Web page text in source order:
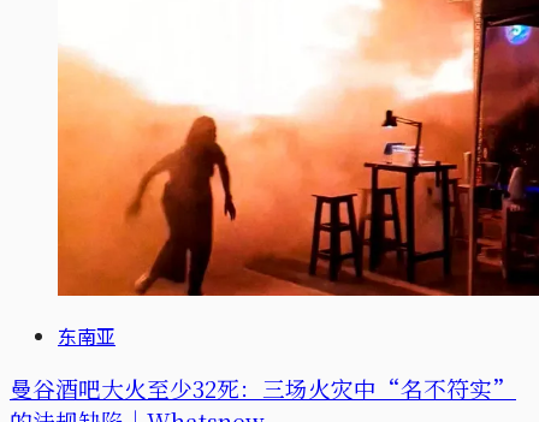
东南亚
曼谷酒吧大火至少32死：三场火灾中“名不符实”